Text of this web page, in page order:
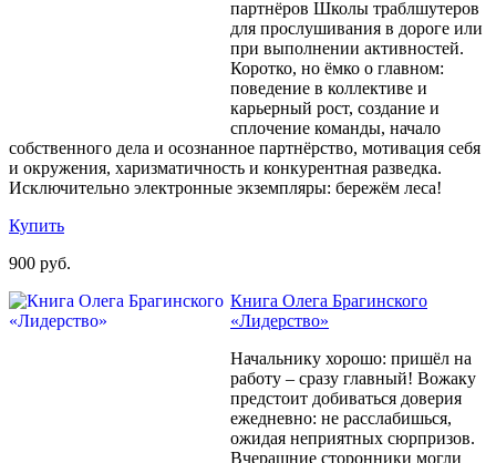
партнёров Школы траблшутеров
для прослушивания в дороге или
при выполнении активностей.
Коротко, но ёмко о главном:
поведение в коллективе и
карьерный рост, создание и
сплочение команды, начало
собственного дела и осознанное партнёрство, мотивация себя
и окружения, харизматичность и конкурентная разведка.
Исключительно электронные экземпляры: бережём леса!
Купить
900 руб.
Книга Олега Брагинского
«Лидерство»
Начальнику хорошо: пришёл на
работу – сразу главный! Вожаку
предстоит добиваться доверия
ежедневно: не расслабишься,
ожидая неприятных сюрпризов.
Вчерашние сторонники могли